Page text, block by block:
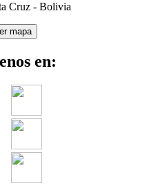
Cruz - Bolivia
en: